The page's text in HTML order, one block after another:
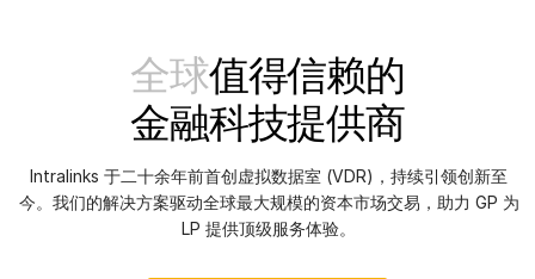
全球值得信赖的
金融科技提供商
Intralinks 于二十余年前首创虚拟数据室 (VDR)，持续引领创新至
今。我们的解决方案驱动全球最大规模的资本市场交易，助力 GP 为
LP 提供顶级服务体验。